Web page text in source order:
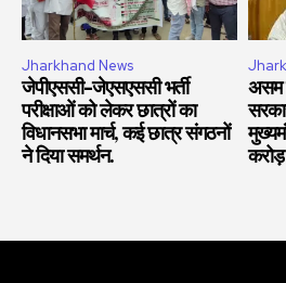
Jharkhand News
जेपीएससी-जेएसएससी भर्ती
परीक्षाओं को लेकर छात्रों का
विधानसभा मार्च, कई छात्र संगठनों
ने दिया समर्थन.
असम